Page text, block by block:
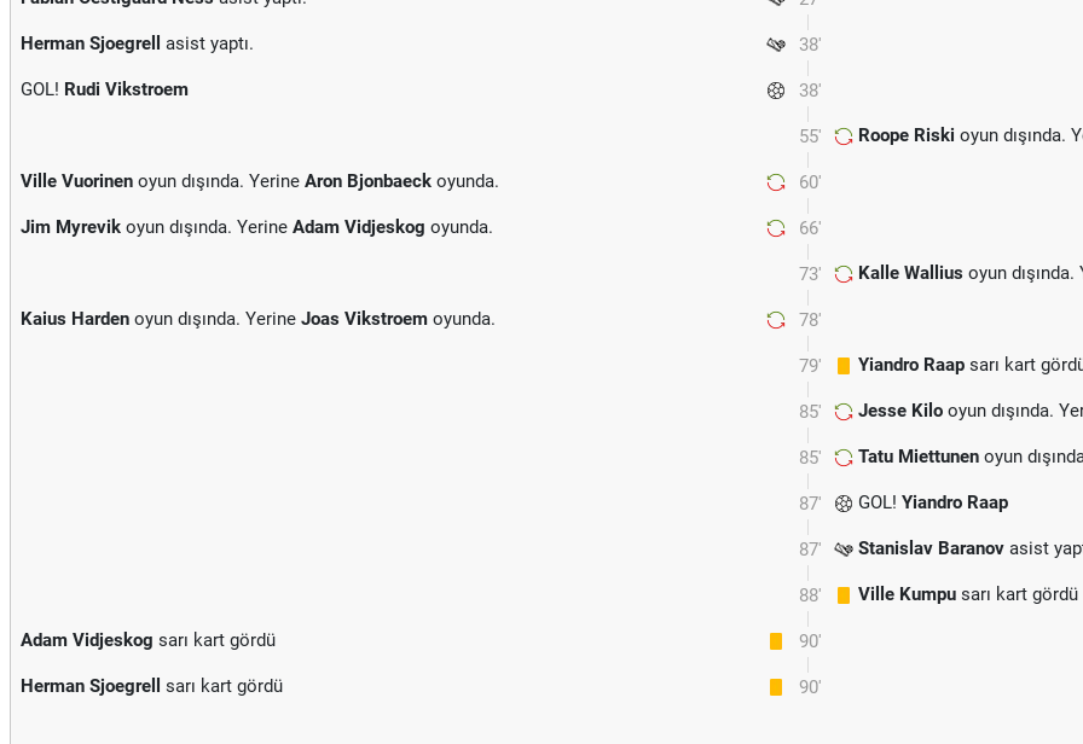
38'
Herman Sjoegrell asist yaptı.
38'
GOL! Rudi Vikstroem
55' Roope Riski oyun dışında.
60'
Ville Vuorinen oyun dışında. Yerine Aron Bjonbaeck oyunda.
66'
Jim Myrevik oyun dışında. Yerine Adam Vidjeskog oyunda.
73' Kalle Wallius oyun dışında.
78'
Kaius Harden oyun dışında. Yerine Joas Vikstroem oyunda.
79' Yiandro Raap sarı kart
85' Jesse Kilo oyun dışında.
85' Tatu Miettunen oyun
87' GOL! Yiandro Raap
87' Stanislav Baranov asist
88' Ville Kumpu sarı kart gördü
90'
Adam Vidjeskog sarı kart gördü
90'
Herman Sjoegrell sarı kart gördü